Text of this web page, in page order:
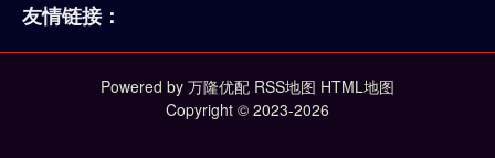
友情链接：
Powered by 万隆优配 RSS地图 HTML地图
Copyright © 2023-2026